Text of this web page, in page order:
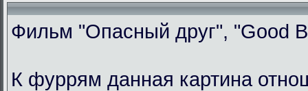
Фильм "Опасный друг", "Good
К фуррям данная картина